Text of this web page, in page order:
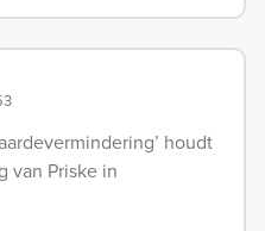
houdt
van Priske in